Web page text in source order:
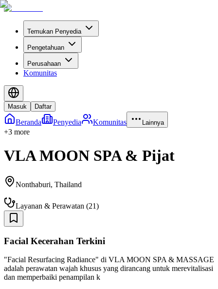
Temukan Penyedia
Pengetahuan
Perusahaan
Komunitas
Masuk Daftar
Beranda Penyedia Komunitas Lainnya
+3 more
VLA MOON SPA & Pijat
Nonthaburi, Thailand
Layanan & Perawatan (21)
Facial Kecerahan Terkini
"Facial Resurfacing Radiance" di VLA MOON SPA & MASSAGE
adalah perawatan wajah khusus yang dirancang untuk merevitalisasi
dan memperbaiki penampilan k